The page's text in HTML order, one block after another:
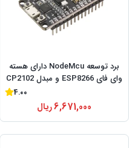
برد توسعه NodeMcu دارای هسته
وای فای ESP8266 و مبدل CP2102
4.00
6,671,000ریال